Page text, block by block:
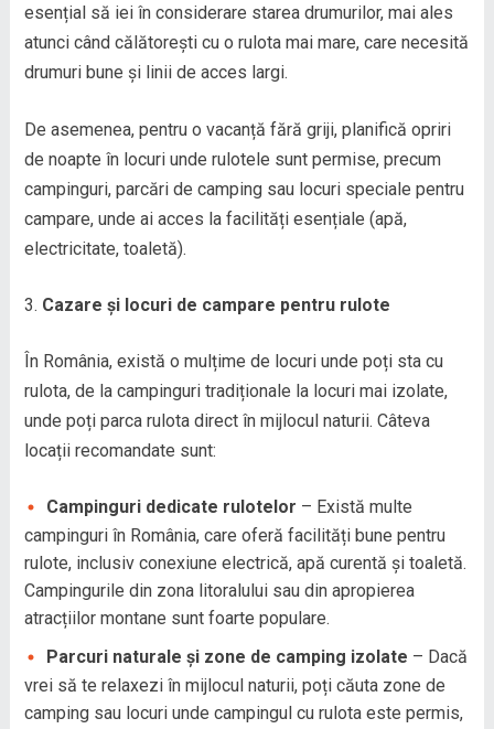
esențial să iei în considerare starea drumurilor, mai ales
atunci când călătorești cu o rulota mai mare, care necesită
drumuri bune și linii de acces largi.
De asemenea, pentru o vacanță fără griji, planifică opriri
de noapte în locuri unde rulotele sunt permise, precum
campinguri, parcări de camping sau locuri speciale pentru
campare, unde ai acces la facilități esențiale (apă,
electricitate, toaletă).
Cazare și locuri de campare pentru rulote
În România, există o mulțime de locuri unde poți sta cu
rulota, de la campinguri tradiționale la locuri mai izolate,
unde poți parca rulota direct în mijlocul naturii. Câteva
locații recomandate sunt:
Campinguri dedicate rulotelor – Există multe
campinguri în România, care oferă facilități bune pentru
rulote, inclusiv conexiune electrică, apă curentă și toaletă.
Campingurile din zona litoralului sau din apropierea
atracțiilor montane sunt foarte populare.
Parcuri naturale și zone de camping izolate – Dacă
vrei să te relaxezi în mijlocul naturii, poți căuta zone de
camping sau locuri unde campingul cu rulota este permis,